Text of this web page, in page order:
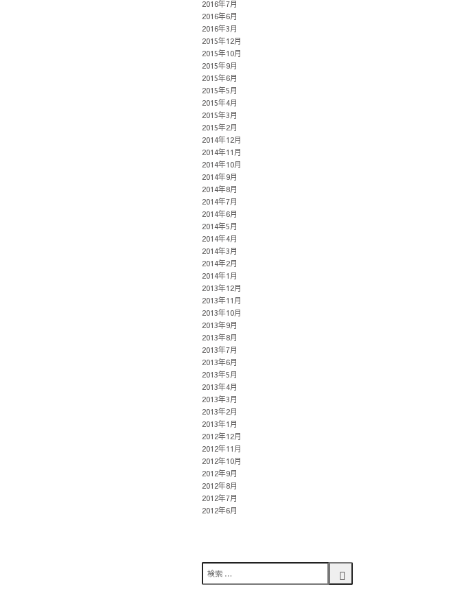
2016年7月
2016年6月
2016年3月
2015年12月
2015年10月
2015年9月
2015年6月
2015年5月
2015年4月
2015年3月
2015年2月
2014年12月
2014年11月
2014年10月
2014年9月
2014年8月
2014年7月
2014年6月
2014年5月
2014年4月
2014年3月
2014年2月
2014年1月
2013年12月
2013年11月
2013年10月
2013年9月
2013年8月
2013年7月
2013年6月
2013年5月
2013年4月
2013年3月
2013年2月
2013年1月
2012年12月
2012年11月
2012年10月
2012年9月
2012年8月
2012年7月
2012年6月